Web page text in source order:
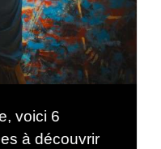
voici 6
à découvrir